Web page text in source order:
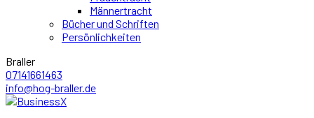
Männertracht
Bücher und Schriften
Persönlichkeiten
Braller
07141661463
info@hog-braller.de